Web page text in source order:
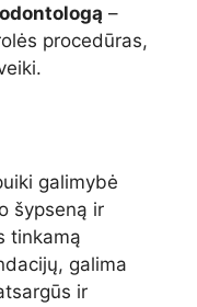
–
procedūras,
galimybė
šypseną ir
tinkamą
galima
ir